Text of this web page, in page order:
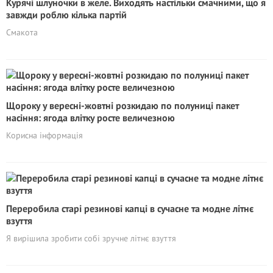
Курячі шлуночки в желе. Виходять настільки смачними, що я
завжди роблю кілька партій
Смакота
Щороку у вересні-жовтні розкидаю по полуниці пакет
насіння: ягода влітку росте величезною
Корисна інформація
Переробила старі резинові капці в сучасне та модне літнє
взуття
Я вирішила зробити собі зручне літнє взуття